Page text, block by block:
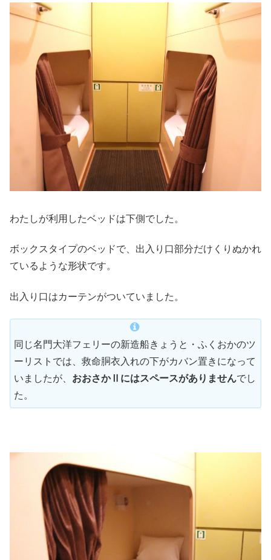
わたしが利用したベッドは下側でした。
ボックスタイプのベッドで、出入り口部分だけくりぬかれ
ているような形状です。
出入り口はカーテンがついていました。
同じ名門大洋フェリーの新造船きょうと・ふくおかのツ
ーリストでは、救命胴衣入れの下がカバン置きになって
いましたが、 おおさかⅡにはスペースがありませんでし
た。